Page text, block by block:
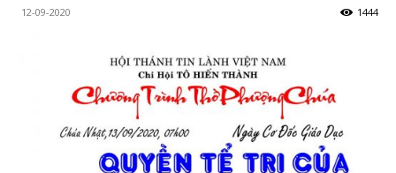
12-09-2020 1444